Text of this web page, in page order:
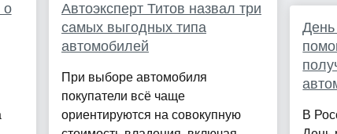
о
Автоэксперт Титов назвал три
самых выгодных типа
автомобилей
При выборе автомобиля
покупатели всё чаще
ориентируются на совокупную
День
В